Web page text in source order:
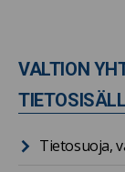
VALTION
Tietosuoja,